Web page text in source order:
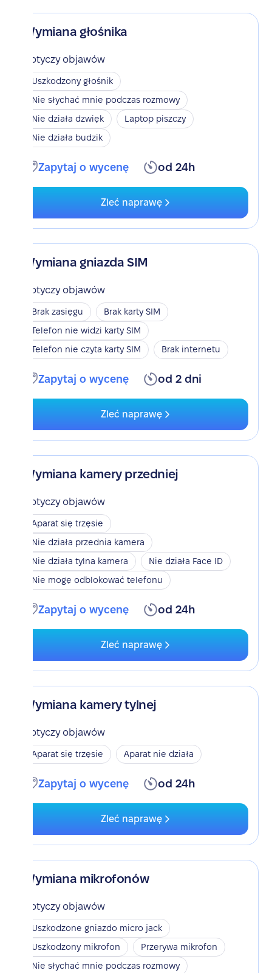
Wymiana głośnika
Dotyczy objawów
Uszkodzony głośnik
Nie słychać mnie podczas rozmowy
Nie działa dzwięk
Laptop piszczy
Nie działa budzik
Zapytaj o wycenę od 24h
Zleć naprawę
Wymiana gniazda SIM
Dotyczy objawów
Brak zasięgu
Brak karty SIM
Telefon nie widzi karty SIM
Telefon nie czyta karty SIM
Brak internetu
Zapytaj o wycenę od 2 dni
Zleć naprawę
Wymiana kamery przedniej
Dotyczy objawów
Aparat się trzęsie
Nie działa przednia kamera
Nie działa tylna kamera
Nie działa Face ID
Nie mogę odblokować telefonu
Zapytaj o wycenę od 24h
Zleć naprawę
Wymiana kamery tylnej
Dotyczy objawów
Aparat się trzęsie Aparat nie działa
Zapytaj o wycenę od 24h
Zleć naprawę
Wymiana mikrofonów
Dotyczy objawów
Uszkodzone gniazdo micro jack
Uszkodzony mikrofon
Przerywa mikrofon
Nie słychać mnie podczas rozmowy